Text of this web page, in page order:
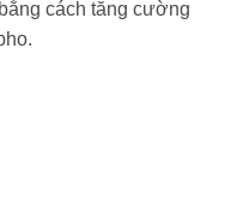
cách tăng cường